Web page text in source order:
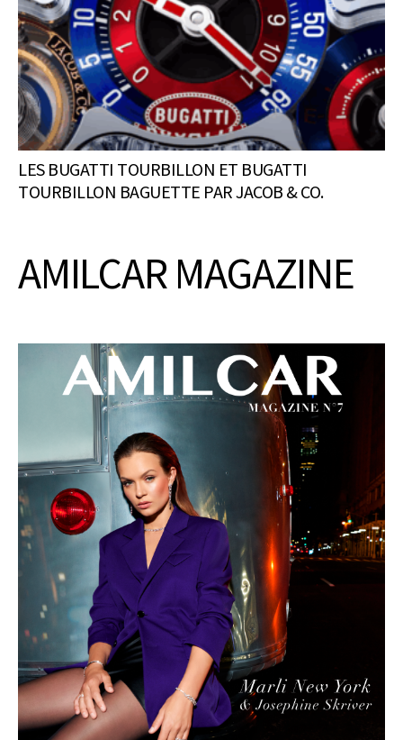
LES BUGATTI TOURBILLON ET BUGATTI
TOURBILLON BAGUETTE PAR JACOB & CO.
AMILCAR MAGAZINE